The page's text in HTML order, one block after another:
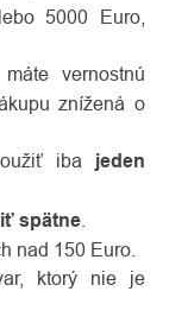
5000 Euro,
vernostnú
znížená o
iba jeden
spätne
nad 150 Euro.
ktorý nie je